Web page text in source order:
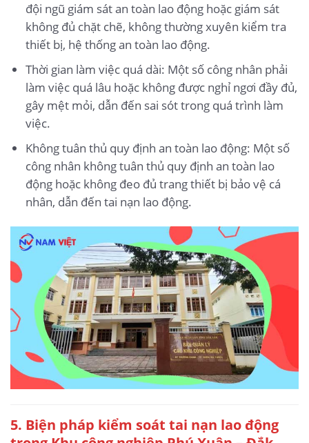
đội ngũ giám sát an toàn lao động hoặc giám sát
không đủ chặt chẽ, không thường xuyên kiểm tra
thiết bị, hệ thống an toàn lao động.
Thời gian làm việc quá dài: Một số công nhân phải
làm việc quá lâu hoặc không được nghỉ ngơi đầy đủ,
gây mệt mỏi, dẫn đến sai sót trong quá trình làm
việc.
Không tuân thủ quy định an toàn lao động: Một số
công nhân không tuân thủ quy định an toàn lao
động hoặc không đeo đủ trang thiết bị bảo vệ cá
nhân, dẫn đến tai nạn lao động.
5. Biện pháp kiểm soát tai nạn lao động